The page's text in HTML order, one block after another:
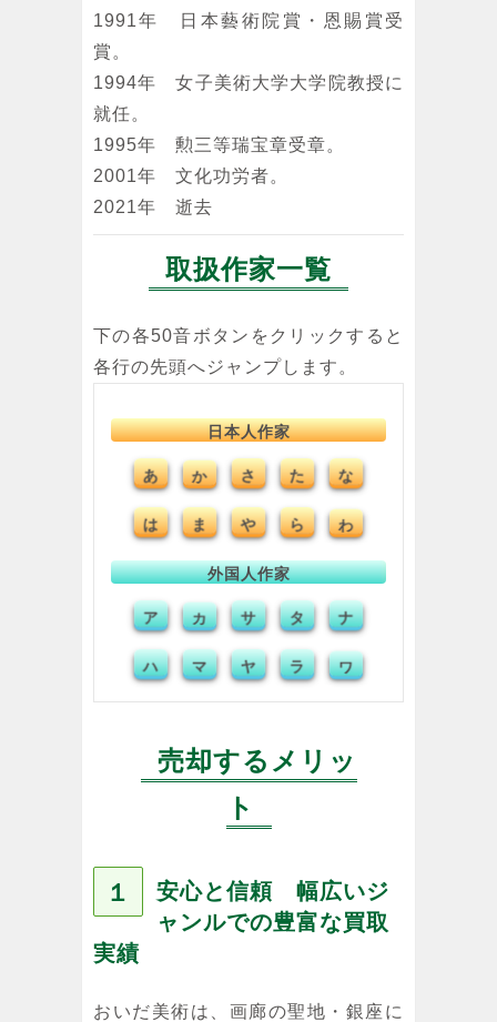
1991年 日本藝術院賞・恩賜賞受
賞。
1994年 女子美術大学大学院教授に
就任。
1995年 勲三等瑞宝章受章。
2001年 文化功労者。
2021年 逝去
取扱作家一覧
下の各50音ボタンをクリックすると
各行の先頭へジャンプします。
日本人作家
あ か さ た な
は ま や ら わ
外国人作家
ア カ サ タ ナ
ハ マ ヤ ラ ワ
売却するメリッ
ト
１
安心と信頼 幅広いジ
ャンルでの豊富な買取
実績
おいだ美術は、画廊の聖地・銀座に